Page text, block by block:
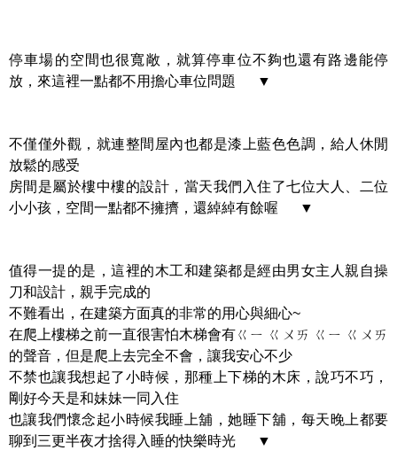
停車場的空間也很寬敞，就算停車位不夠也還有路邊能停
放，來這裡一點都不用擔心車位問題 ▼
不僅僅外觀，就連整間屋內也都是漆上藍色色調，給人休閒
放鬆的感受
房間是屬於樓中樓的設計，當天我們入住了七位大人、二位
小小孩，空間一點都不擁擠，還綽綽有餘喔 ▼
值得一提的是，這裡的木工和建築都是經由男女主人親自操
刀和設計，親手完成的
不難看出，在建築方面真的非常的用心與細心~
在爬上樓梯之前一直很害怕木梯會有ㄍㄧ ㄍㄨㄞ ㄍㄧ ㄍㄨㄞ
的聲音，但是爬上去完全不會，讓我安心不少
不禁也讓我想起了小時候，那種上下梯的木床，說巧不巧，
剛好今天是和妹妹一同入住
也讓我們懷念起小時候我睡上舖，她睡下舖，每天晚上都要
聊到三更半夜才捨得入睡的快樂時光 ▼